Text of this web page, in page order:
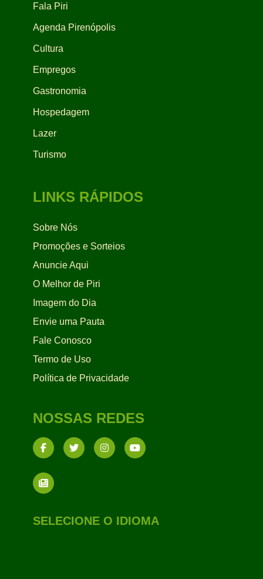
Fala Piri
Agenda Pirenópolis
Cultura
Empregos
Gastronomia
Hospedagem
Lazer
Turismo
LINKS RÁPIDOS
Sobre Nós
Promoções e Sorteios
Anuncie Aqui
O Melhor de Piri
Imagem do Dia
Envie uma Pauta
Fale Conosco
Termo de Uso
Política de Privacidade
NOSSAS REDES
SELECIONE O IDIOMA